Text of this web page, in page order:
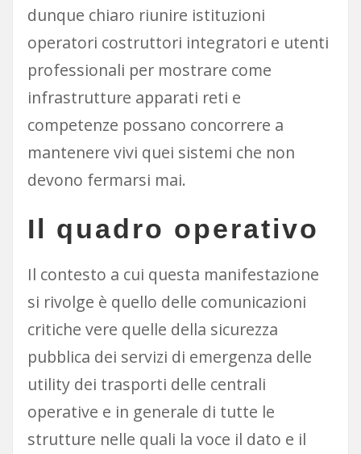
dunque chiaro riunire istituzioni
operatori costruttori integratori e utenti
professionali per mostrare come
infrastrutture apparati reti e
competenze possano concorrere a
mantenere vivi quei sistemi che non
devono fermarsi mai.
Il quadro operativo
Il contesto a cui questa manifestazione
si rivolge è quello delle comunicazioni
critiche vere quelle della sicurezza
pubblica dei servizi di emergenza delle
utility dei trasporti delle centrali
operative e in generale di tutte le
strutture nelle quali la voce il dato e il